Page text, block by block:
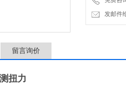
发邮件
留言询价
扭力